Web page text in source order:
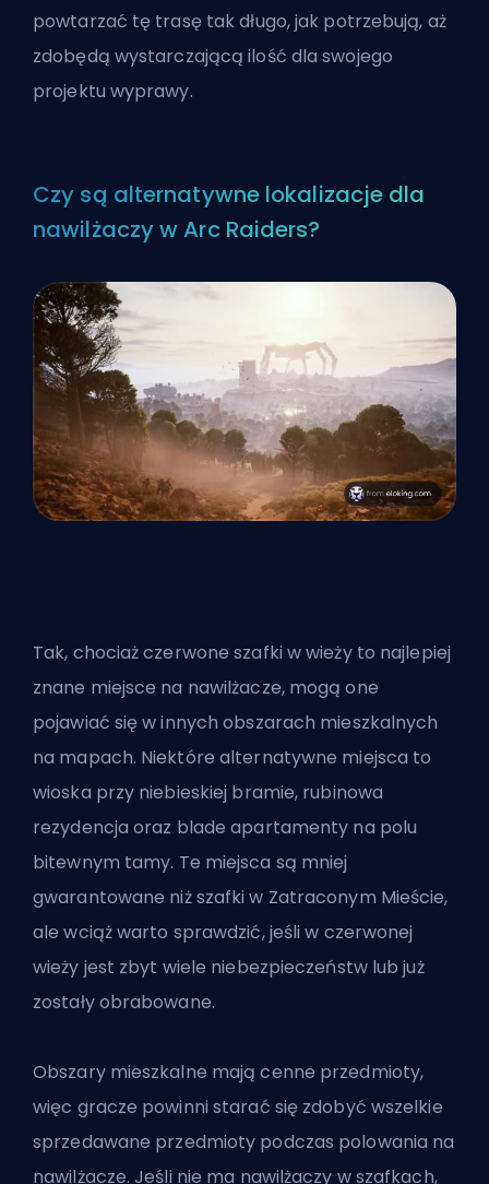
powtarzać tę trasę tak długo, jak potrzebują, aż
zdobędą wystarczającą ilość dla swojego
projektu wyprawy.
Czy są alternatywne lokalizacje dla
nawilżaczy w Arc Raiders?
Tak, chociaż czerwone szafki w wieży to najlepiej
znane miejsce na nawilżacze, mogą one
pojawiać się w innych obszarach mieszkalnych
na mapach. Niektóre alternatywne miejsca to
wioska przy niebieskiej bramie, rubinowa
rezydencja oraz blade apartamenty na polu
bitewnym tamy. Te miejsca są mniej
gwarantowane niż szafki w Zatraconym Mieście,
ale wciąż warto sprawdzić, jeśli w czerwonej
wieży jest zbyt wiele niebezpieczeństw lub już
zostały obrabowane.
Obszary mieszkalne mają cenne przedmioty,
więc gracze powinni starać się zdobyć wszelkie
sprzedawane przedmioty podczas polowania na
nawilżacze. Jeśli nie ma nawilżaczy w szafkach,